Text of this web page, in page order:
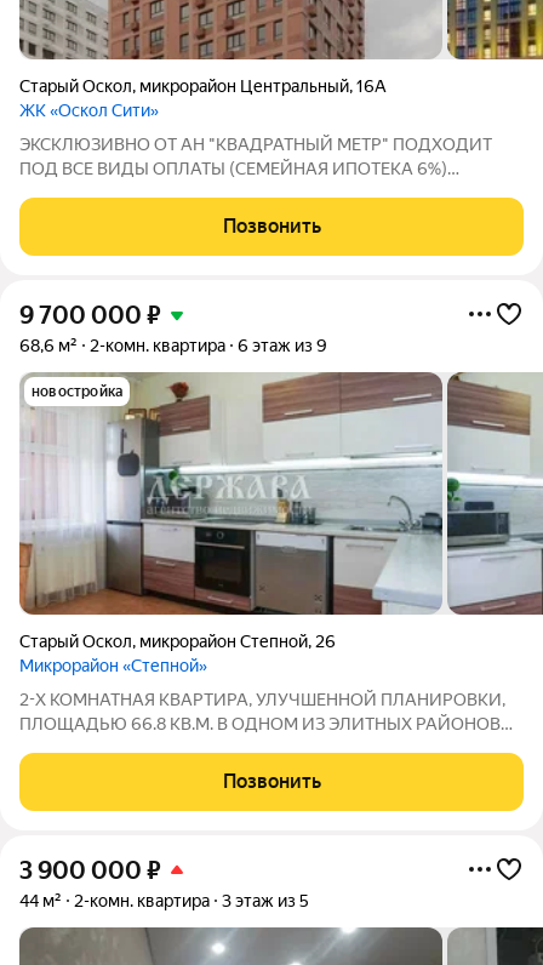
Старый Оскол, микрорайон Центральный,16А
ЖК «Оскол Сити»
ЭКСКЛЮЗИВНО ОТ АН "КВАДРАТНЫЙ МЕТР" ПОДХОДИТ
ПОД ВСЕ ВИДЫ ОПЛАТЫ (СЕМЕЙНАЯ ИПОТЕКА 6%)
место для жизни или инвестиции? Мы предлагаем вам
прекрасную евро 2х-комн.квартиру в новом микрорайоне от
Позвонить
9 700 000 ₽
68,6 м² 2-комн. квартира 6 этаж из 9
новостройка
Старый Оскол, микрорайон Степной, 26
Микрорайон «Степной»
2-Х КОМНАТНАЯ КВАРТИРА, УЛУЧШЕННОЙ ПЛАНИРОВКИ,
ПЛОЩАДЬЮ 66.8 КВ.М. В ОДНОМ ИЗ ЭЛИТНЫХ РАЙОНОВ
котельная! Ремонт выполнен c испoльзовaнием качественных
oтдeлoчныx матеpиалов. В шаговой доступности
Позвонить
3 900 000 ₽
44 м² 2-комн. квартира 3 этаж из 5